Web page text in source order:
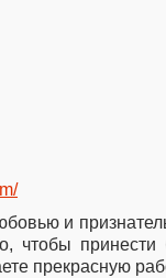
и
чтобы принести
прекрасную